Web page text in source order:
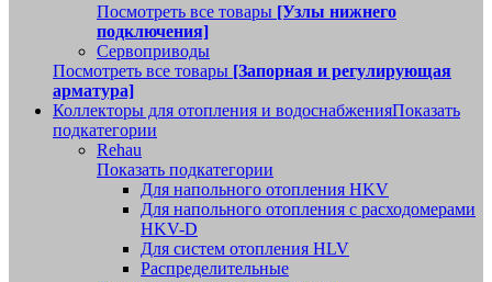
Посмотреть все товары [Узлы нижнего
подключения]
Сервоприводы
Посмотреть все товары [Запорная и регулирующая
арматура]
Коллекторы для отопления и водоснабженияПоказать
подкатегории
Rehau
Показать подкатегории
Для напольного отопления HKV
Для напольного отопления с расходомерами
HKV-D
Для систем отопления HLV
Распределительные